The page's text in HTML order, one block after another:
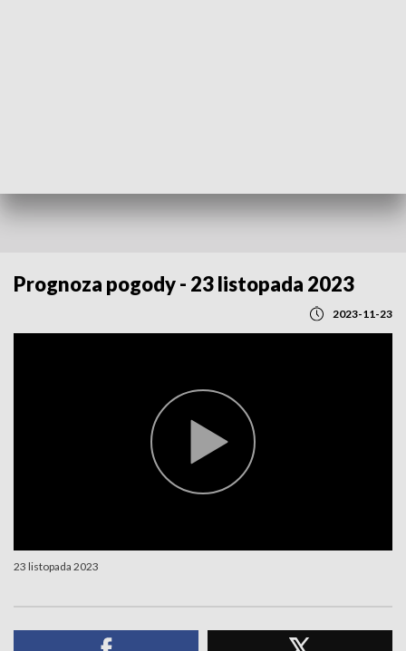
Prognoza pogody - 23 listopada 2023
2023-11-23
23 listopada 2023